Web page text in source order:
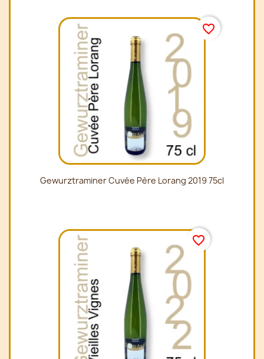
Gewurztraminer Cuvée Père Lorang 2019 75cl
favorite_border
favorite_border